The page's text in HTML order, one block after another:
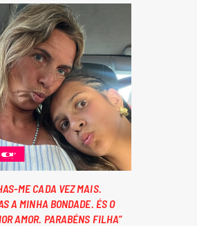
ME CADA VEZ MAIS.
A MINHA BONDADE. ÉS O
AMOR. PARABÉNS FILHA”